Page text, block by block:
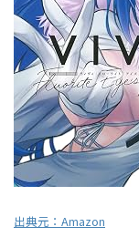
出典元： Amazon